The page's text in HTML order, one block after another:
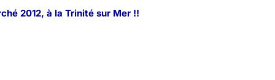
2012, à la Trinité sur Mer !!